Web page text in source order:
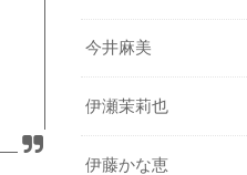
今井麻美
伊瀬茉莉也
伊藤かな恵